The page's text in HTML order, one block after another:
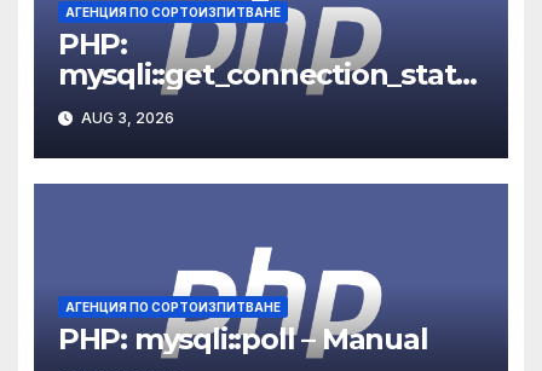
АГЕНЦИЯ ПО СОРТОИЗПИТВАНЕ
PHP:
mysqli::get_connection_stats
– Manual
AUG 3, 2026
АГЕНЦИЯ ПО СОРТОИЗПИТВАНЕ
PHP: mysqli::poll – Manual